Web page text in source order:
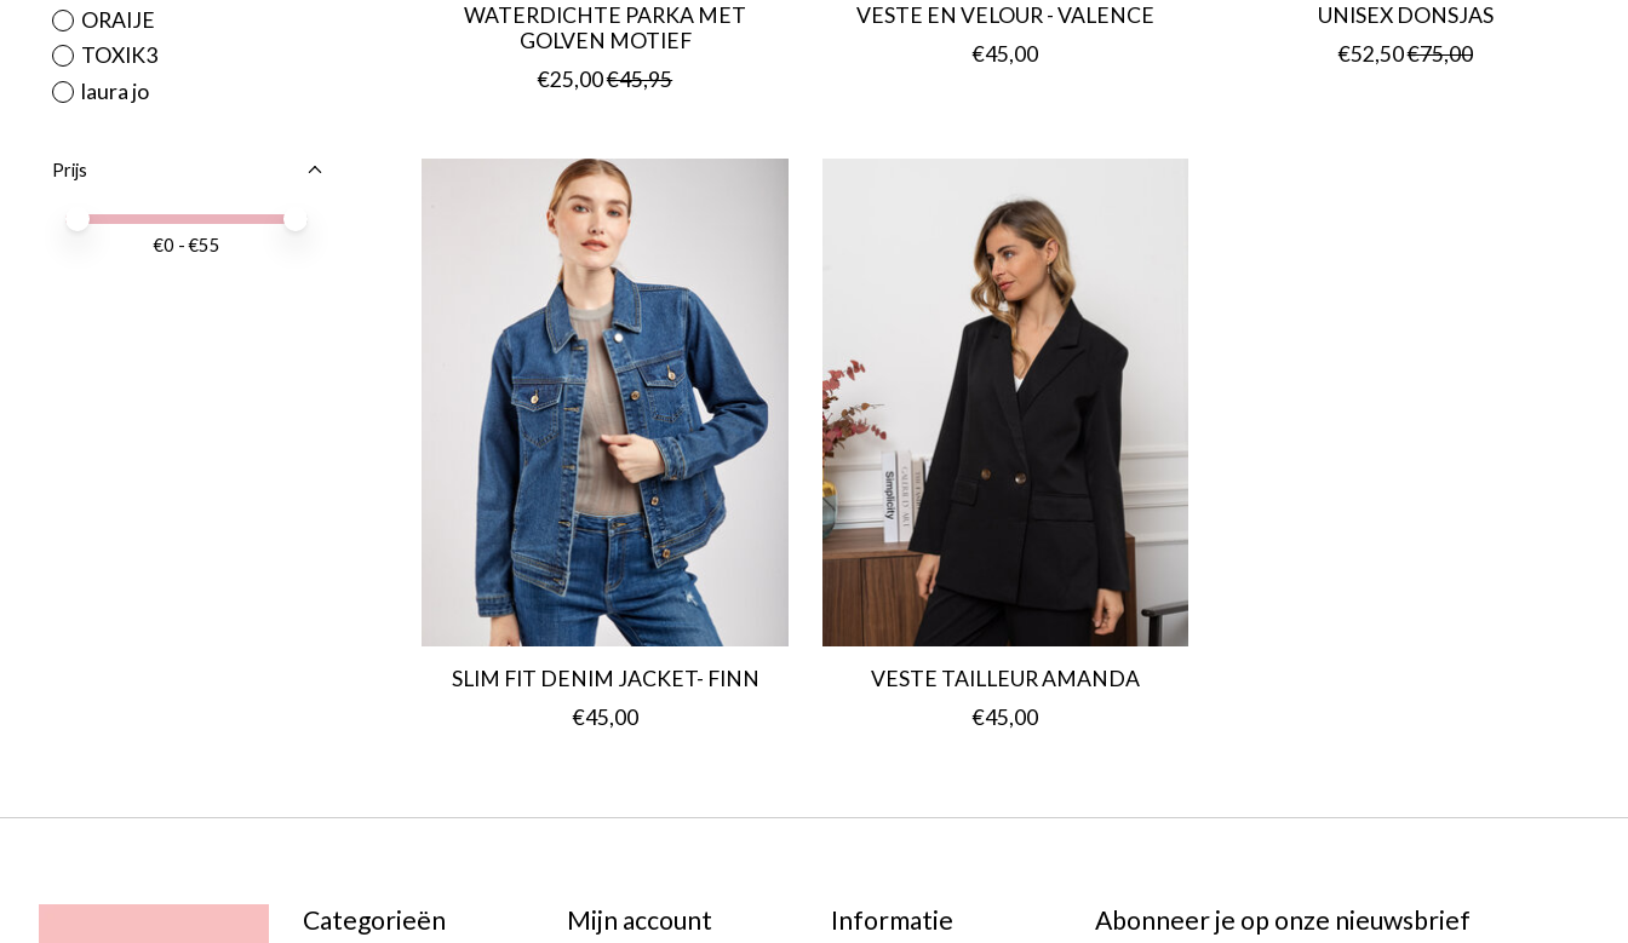
ORAIJE
TOXIK3
laura jo
Prijs
Minimale prijswaarde
Price maximum value
€0 - €55
WATERDICHTE PARKA MET
GOLVEN MOTIEF
€25,00€45,95
VESTE EN VELOUR - VALENCE
€45,00
UNISEX DONSJAS
€52,50€75,00
SLIM FIT DENIM JACKET- FINN
€45,00
VESTE TAILLEUR AMANDA
€45,00
Categorieën Mijn account Informatie Abonneer je op onze nieuwsbrief